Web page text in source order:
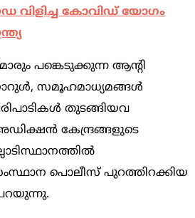
വിളിച്ച കോവിഡ് യോഗം
പങ്കെടുക്കുന്ന ആന്‍റി
സമൂഹമാധ്യമങ്ങള്‍
തുടങ്ങിയവ
കേന്ദ്രങ്ങളുടെ
പൊലീസ് പുറത്തിറക്കിയ